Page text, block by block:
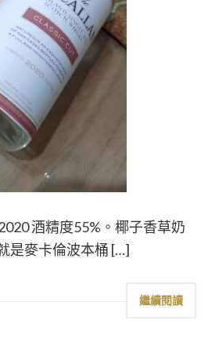
酒精度55%。椰子香草奶
是麥卡倫波本桶 […]
繼續閱讀